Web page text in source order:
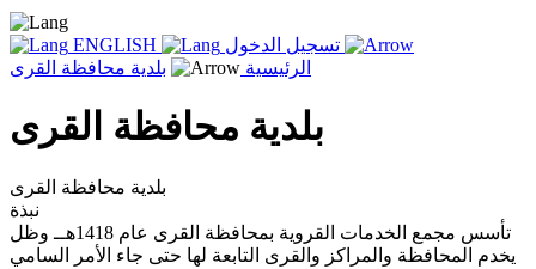
ENGLISH
تسجيل الدخول
الرئيسية
بلدية محافظة القرى
بلدية محافظة القرى
بلدية محافظة القرى
نبذة
تأسس مجمع الخدمات القروية بمحافظة القرى عام 1418هــ وظل
يخدم المحافظة والمراكز والقرى التابعة لها حتى جاء الأمر السامي